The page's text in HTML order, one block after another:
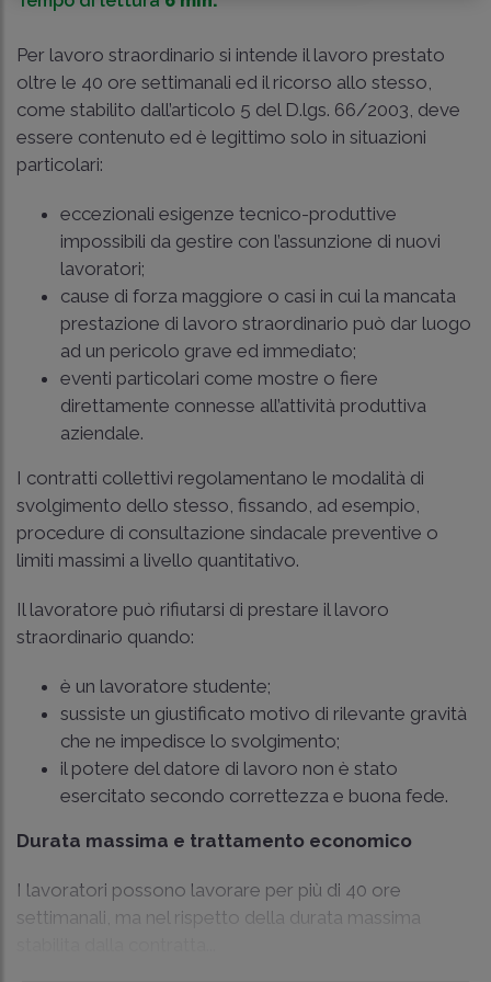
Per lavoro straordinario si intende il lavoro prestato
oltre le 40 ore settimanali ed il ricorso allo stesso,
come stabilito dall’articolo 5 del D.lgs. 66/2003, deve
essere contenuto ed è legittimo solo in situazioni
particolari:
eccezionali esigenze tecnico-produttive
impossibili da gestire con l’assunzione di nuovi
lavoratori;
cause di forza maggiore o casi in cui la mancata
prestazione di lavoro straordinario può dar luogo
ad un pericolo grave ed immediato;
eventi particolari come mostre o fiere
direttamente connesse all’attività produttiva
aziendale.
I contratti collettivi regolamentano le modalità di
svolgimento dello stesso, fissando, ad esempio,
procedure di consultazione sindacale preventive o
limiti massimi a livello quantitativo.
Il lavoratore può rifiutarsi di prestare il lavoro
straordinario quando:
è un lavoratore studente;
sussiste un giustificato motivo di rilevante gravità
che ne impedisce lo svolgimento;
il potere del datore di lavoro non è stato
esercitato secondo correttezza e buona fede.
Durata massima e trattamento economico
I lavoratori possono lavorare per più di 40 ore
settimanali, ma nel rispetto della durata massima